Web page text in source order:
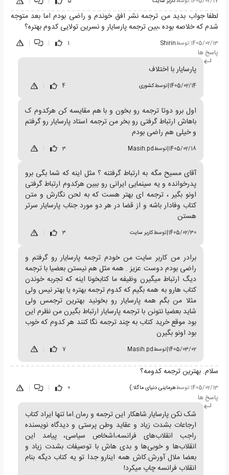
لطفا جواب بدید من ترجمه نشر افق خوندم و راضی بودم اما بعد متوجه
شدم که خلاصه بوده ،بین ترجمه پارسایار و نسرین تولایی کدوم بهتره؟
1405/02/13
|توسطShirin
1
|
|
پاسخ ها
پارسایار با اختلاف
1405/02/14
|توسطکشوری 4
اول برو دوتا ترجمه رو بخون و با هم مقایسه کن هرکدوم ک
باهاش ارتباط گرفتی رو بخر من ترجمه استاد پارسایار رو گرفتم
و خیلی هم راضی بودم
1405/02/18
|توسطMasih.pd
3
آقای مسیح مگه به ارتباط گرفتنه ؟ مثل اینه که شما بگی برو
پدرخوانده و یه سینمایی ایرانی رو ببین هرکدوم ارتباط گرفتی
اونو بگیر ، ترجمه ای بهتر هست که به لحن نگارش و متن
کتاب وفادار باشه و از قضا در هر دو مورد جناب پارسایار سرتر
هستن
1405/02/30
|توسطکاربر سایت 3
برادر من کاربر سایت من خودم ترجمه پارسایار رو گرفتم و
راضی بودم دوست عزیز . همه مثل هم نیستن بعضیا با ترجمه
دیگ ارتباط میگیرن وظیفه ما کتابخونا اینه که تجربه خوندن
کتاب هارو به همه بگیم که کدوم ترجمه بهتره یا بهتر نیس ولی
مثلا من بگم همه پارسایار رو بخونید بهترین ترجمس ولی
شاید بعضیا نتونن با ترجمه پارسایار ارتباط بگیرن من نظرم این
بود موقع خرید کتاب به چند ترجمه نگا کنند هر کدوم که خوب
بود اونو بگیرن
1405/03/02
|توسطMasih.pd
7
سلام. بهترین ترجمه کدومه؟
1405/02/13 توسطهرماینی دنیای ماگلا:) 0
پاسخ ها
شک نکن پارسایار.شاهکار این ترجمه و رمان‌.اما تنها ایراد کتاب
ارجاعات بشدت زیاد و عقاید وطن پرستی و دیدگاه نویسنده
راجب انقلاب‌های فرانسه،اشخاص سیاسی، پیامد این
انقلاب‌ها و خوبی‌ها و بدی هاش با توصیفات بشدت زیاد و
بعضا ملال آورش.کاش همه اینارو جدا تو یه کتاب دیگه بنام
انقلاب فرانسه چاپ میکرد‌!